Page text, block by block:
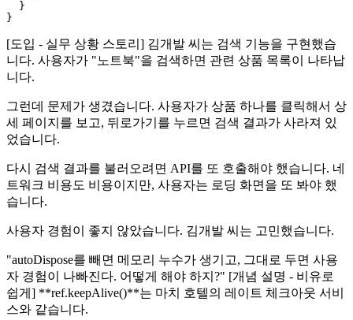
  }
[도입 - 실무 상황 스토리] 김개발 씨는 검색 기능을 구현했습
니다. 사용자가 "노트북"을 검색하면 관련 상품 목록이 나타납
니다.
그런데 문제가 생겼습니다. 사용자가 상품 하나를 클릭해서 상
세 페이지를 보고, 뒤로가기를 누르면 검색 결과가 사라져 있
었습니다.
다시 검색 결과를 불러오려면 API를 또 호출해야 했습니다. 네
트워크 비용도 비용이지만, 사용자는 로딩 화면을 또 봐야 했
습니다.
사용자 경험이 좋지 않았습니다. 김개발 씨는 고민했습니다.
"autoDispose를 빼면 메모리 누수가 생기고, 그대로 두면 사용
자 경험이 나빠진다. 어떻게 해야 하지?" [개념 설명 - 비유로
쉽게] **ref.keepAlive()**는 마치 호텔의 레이트 체크아웃 서비
스와 같습니다.